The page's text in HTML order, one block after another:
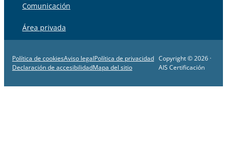
Comunicación
Área privada
Política de cookiesAviso legalPolítica de privacidad
Declaración de accesibilidadMapa del sitio
Copyright © 2026 ·
AIS Certificación